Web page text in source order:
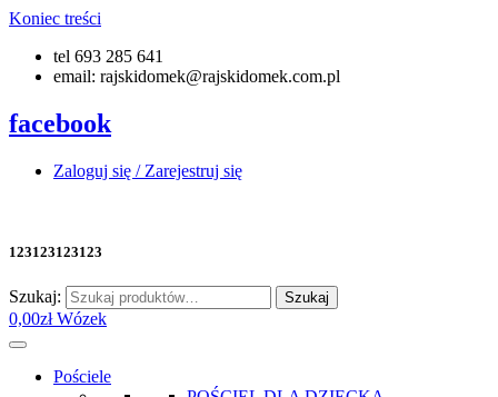
Koniec treści
tel 693 285 641
email: rajskidomek@rajskidomek.com.pl
facebook
Zaloguj się / Zarejestruj się
123123123123
Szukaj: Szukaj
0,00zł Wózek
Pościele